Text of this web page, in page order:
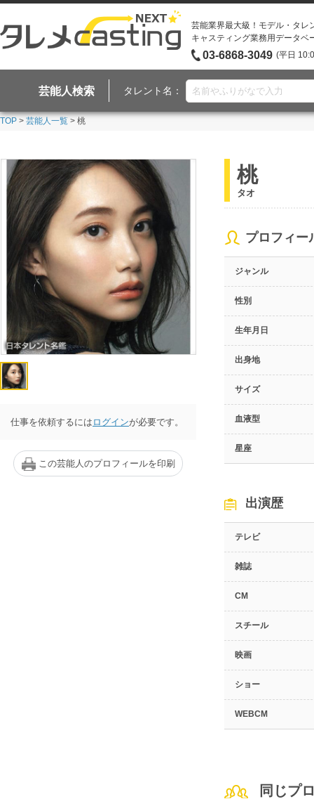
芸能業界最大級！モデル・タレ
キャスティング業務用データベ
03-6868-3049 (平日
芸能人検索 タレント名：
TOP > 芸能人一覧 > 桃
仕事を依頼するには ログインが必要です。
この芸能人のプロフィールを印刷
桃
タオ
プロフィー
ジャンル
性別
生年月日
出身地
サイズ
血液型
星座
出演歴
テレビ
雑誌
CM
スチール
映画
ショー
WEBCM
同じプ